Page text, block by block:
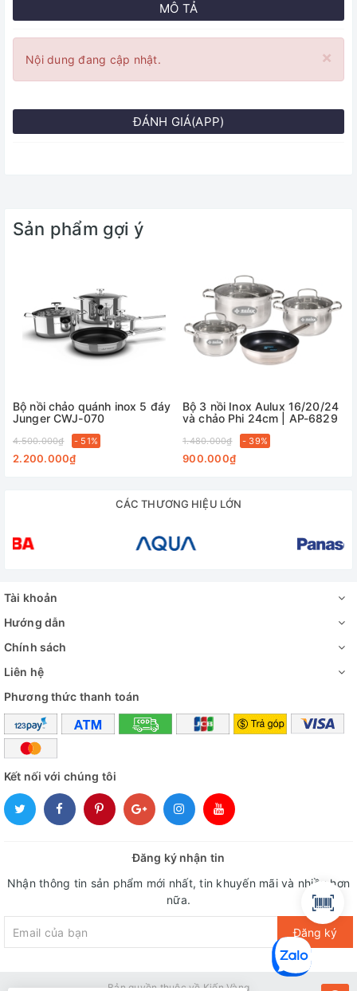
MÔ TẢ
×
Nội dung đang cập nhật.
ĐÁNH GIÁ(APP)
Sản phẩm gợi ý
Bộ nồi chảo quánh inox 5 đáy
Junger CWJ-070
4.500.000₫ - 51%
2.200.000₫
Bộ 3 nồi Inox Aulux 16/20/24
và chảo Phi 24cm | AP-6829
1.480.000₫ - 39%
900.000₫
CÁC THƯƠNG HIỆU LỚN
Tài khoản
Hướng dẫn
Chính sách
Liên hệ
Phương thức thanh toán
Kết nối với chúng tôi
Đăng ký nhận tin
Nhận thông tin sản phẩm mới nhất, tin khuyến mãi và nhiều hơn
nữa.
Đăng ký
Bản quyền thuộc về Kiến Vàng